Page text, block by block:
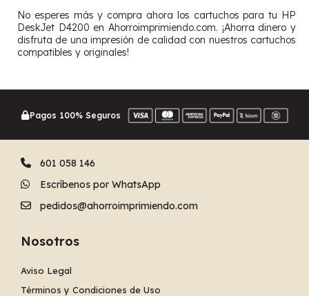
No esperes más y compra ahora los cartuchos para tu HP
DeskJet D4200 en Ahorroimprimiendo.com. ¡Ahorra dinero y
disfruta de una impresión de calidad con nuestros cartuchos
compatibles y originales!
Pagos 100% Seguros
601 058 146
Escríbenos por WhatsApp
pedidos@ahorroimprimiendo.com
Nosotros
Aviso Legal
Términos y Condiciones de Uso